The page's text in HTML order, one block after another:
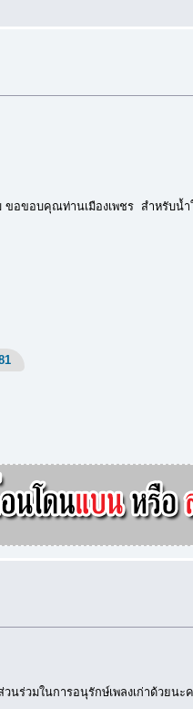
ขอขอบคุณท่านเมืองเพชร สำหรับน้
นร่วมในการอนุรักษ์เพลงเก่าด้วย